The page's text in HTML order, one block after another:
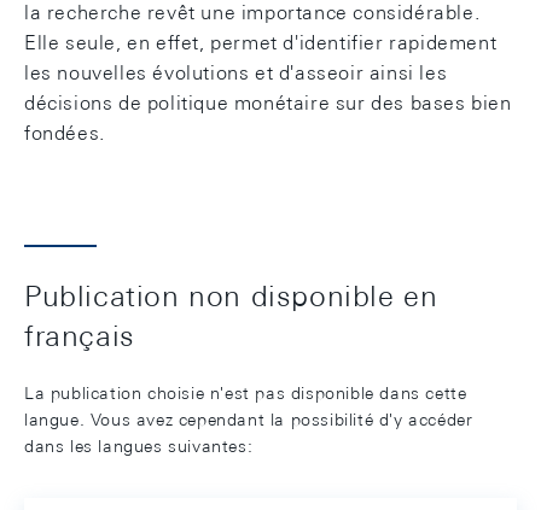
la recherche revêt une importance considérable.
Elle seule, en effet, permet d'identifier rapidement
les nouvelles évolutions et d'asseoir ainsi les
décisions de politique monétaire sur des bases bien
fondées.
Publication non disponible en
français
La publication choisie n'est pas disponible dans cette
langue. Vous avez cependant la possibilité d'y accéder
dans les langues suivantes: